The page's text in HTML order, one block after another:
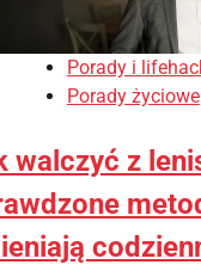
Porady i
Porady życiowe
walczyć z